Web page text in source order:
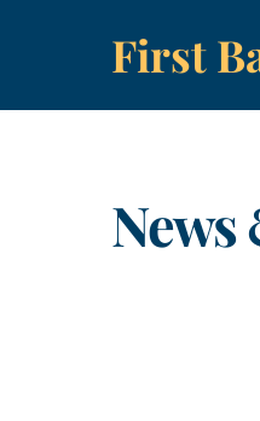
First
News